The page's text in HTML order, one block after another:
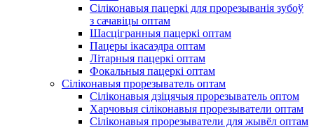
Сіліконавыя пацеркі для прорезыванія зубоў
з сачавіцы оптам
Шасцігранныя пацеркі оптам
Пацеры ікасаэдра оптам
Літарныя пацеркі оптам
Фокальныя пацеркі оптам
Сіліконавыя прорезыватель оптам
Сіліконавыя дзіцячыя прорезыватель оптом
Харчовыя сіліконавыя прорезыватели оптам
Сіліконавыя прорезыватели для жывёл оптам